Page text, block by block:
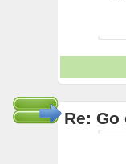
Re: Go